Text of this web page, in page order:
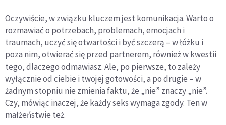
Oczywiście, w związku kluczem jest komunikacja. Warto o
rozmawiać o potrzebach, problemach, emocjach i
traumach, uczyć się otwartości i być szczerą – w łóżku i
poza nim, otwierać się przed partnerem, również w kwestii
tego, dlaczego odmawiasz. Ale, po pierwsze, to zależy
wyłącznie od ciebie i twojej gotowości, a po drugie – w
żadnym stopniu nie zmienia faktu, że „nie” znaczy „nie”.
Czy, mówiąc inaczej, że każdy seks wymaga zgody. Ten w
małżeństwie też.